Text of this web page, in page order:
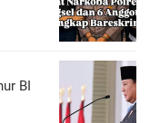
BI